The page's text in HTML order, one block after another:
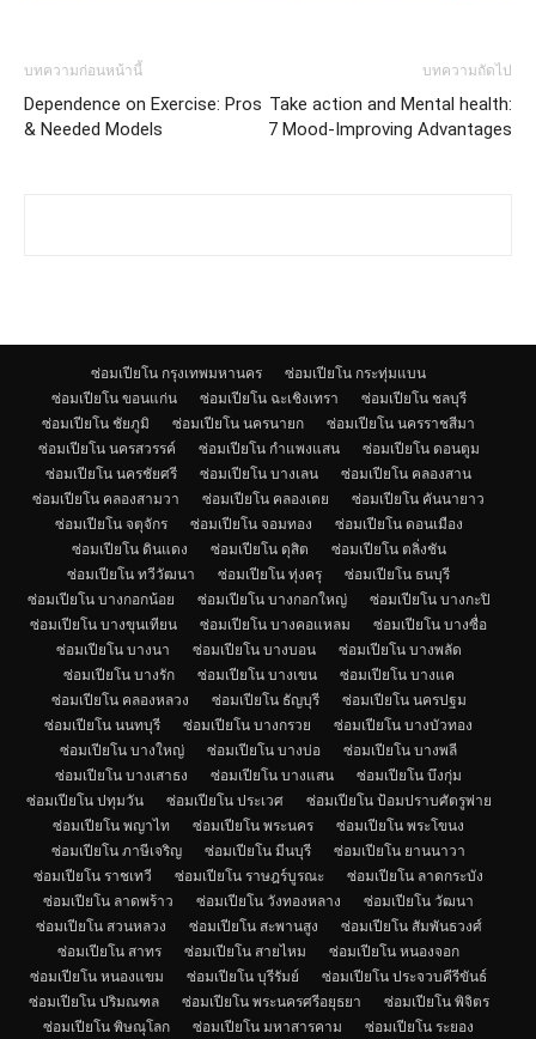
บทความก่อนหน้านี้
Dependence on Exercise: Pros
& Needed Models
บทความถัดไป
Take action and Mental health:
7 Mood-Improving Advantages
ซ่อมเปียโน กรุงเทพมหานคร
ซ่อมเปียโน กระทุ่มแบน
ซ่อมเปียโน ขอนแก่น
ซ่อมเปียโน ฉะเชิงเทรา
ซ่อมเปียโน ชลบุรี
ซ่อมเปียโน ชัยภูมิ
ซ่อมเปียโน นครนายก
ซ่อมเปียโน นครราชสีมา
ซ่อมเปียโน นครสวรรค์
ซ่อมเปียโน กำแพงแสน
ซ่อมเปียโน ดอนตูม
ซ่อมเปียโน นครชัยศรี
ซ่อมเปียโน บางเลน
ซ่อมเปียโน คลองสาน
ซ่อมเปียโน คลองสามวา
ซ่อมเปียโน คลองเตย
ซ่อมเปียโน คันนายาว
ซ่อมเปียโน จตุจักร
ซ่อมเปียโน จอมทอง
ซ่อมเปียโน ดอนเมือง
ซ่อมเปียโน ดินแดง
ซ่อมเปียโน ดุสิต
ซ่อมเปียโน ตลิ่งชัน
ซ่อมเปียโน ทวีวัฒนา
ซ่อมเปียโน ทุ่งครุ
ซ่อมเปียโน ธนบุรี
ซ่อมเปียโน บางกอกน้อย
ซ่อมเปียโน บางกอกใหญ่
ซ่อมเปียโน บางกะปิ
ซ่อมเปียโน บางขุนเทียน
ซ่อมเปียโน บางคอแหลม
ซ่อมเปียโน บางซื่อ
ซ่อมเปียโน บางนา
ซ่อมเปียโน บางบอน
ซ่อมเปียโน บางพลัด
ซ่อมเปียโน บางรัก
ซ่อมเปียโน บางเขน
ซ่อมเปียโน บางแค
ซ่อมเปียโน คลองหลวง
ซ่อมเปียโน ธัญบุรี
ซ่อมเปียโน นครปฐม
ซ่อมเปียโน นนทบุรี
ซ่อมเปียโน บางกรวย
ซ่อมเปียโน บางบัวทอง
ซ่อมเปียโน บางใหญ่
ซ่อมเปียโน บางบ่อ
ซ่อมเปียโน บางพลี
ซ่อมเปียโน บางเสาธง
ซ่อมเปียโน บางแสน
ซ่อมเปียโน บึงกุ่ม
ซ่อมเปียโน ปทุมวัน
ซ่อมเปียโน ประเวศ
ซ่อมเปียโน ป้อมปราบศัตรูพ่าย
ซ่อมเปียโน พญาไท
ซ่อมเปียโน พระนคร
ซ่อมเปียโน พระโขนง
ซ่อมเปียโน ภาษีเจริญ
ซ่อมเปียโน มีนบุรี
ซ่อมเปียโน ยานนาวา
ซ่อมเปียโน ราชเทวี
ซ่อมเปียโน ราษฎร์บูรณะ
ซ่อมเปียโน ลาดกระบัง
ซ่อมเปียโน ลาดพร้าว
ซ่อมเปียโน วังทองหลาง
ซ่อมเปียโน วัฒนา
ซ่อมเปียโน สวนหลวง
ซ่อมเปียโน สะพานสูง
ซ่อมเปียโน สัมพันธวงศ์
ซ่อมเปียโน สาทร
ซ่อมเปียโน สายไหม
ซ่อมเปียโน หนองจอก
ซ่อมเปียโน หนองแขม
ซ่อมเปียโน บุรีรัมย์
ซ่อมเปียโน ประจวบคีรีขันธ์
ซ่อมเปียโน ปริมณฑล
ซ่อมเปียโน พระนครศรีอยุธยา
ซ่อมเปียโน พิจิตร
ซ่อมเปียโน พิษณุโลก
ซ่อมเปียโน มหาสารคาม ซ่อมเปียโน ระยอง